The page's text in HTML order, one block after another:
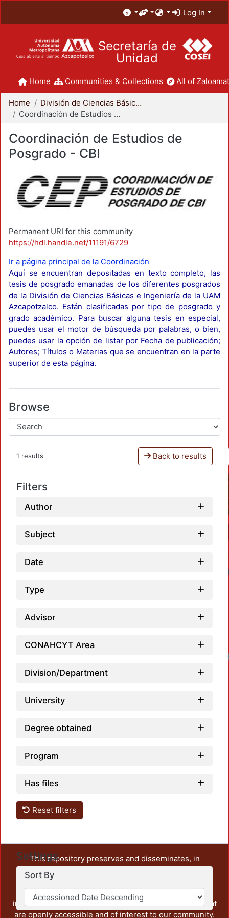
Log In
Secretaría de
Unidad
Home Communities & Collections All of
Home
División de Ciencias Básicas e Ingeniería
Coordinación de Estudios de Posgrado - CBI
Coordinación de Estudios de
Posgrado - CBI
Permanent URI for this community
https://hdl.handle.net/11191/6729
Ir a página principal de la Coordinación
Aquí se encuentran depositadas en texto completo, las
tesis de posgrado emanadas de los diferentes posgrados
de la División de Ciencias Básicas e Ingeniería de la UAM
Azcapotzalco. Están clasificadas por tipo de posgrado y
grado académico. Para buscar alguna tesis en especial,
puedes usar el motor de búsqueda por palabras, o bien,
puedes usar la opción de listar por Fecha de publicación;
Autores; Títulos o Materias que se encuentran en la parte
superior de esta página.
Browse
1 results Back to results
Filters
Author
Subject
Date
Type
Advisor
CONAHCYT Area
Division/Department
University
Degree obtained
Program
Has files
Reset filters
Settings
Sort By
This repository preserves and disseminates, in
unrestricted open access, the teaching and research
output of UAM Azcapotzalco. It also includes some
administrative and graphic documents from the
institution, as well as content from other institutions that
are openly accessible and of interest to our community.